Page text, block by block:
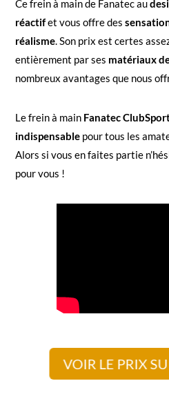
Ce frein à main de Fanatec au
réactifet vous offre des
réalisme. Son prix est certes
entièrement par ses matériaux
nombreux avantages que nous
Le frein à main Fanatec
indispensablepour tous les
Alors si vous en faites partie
pour vous !
VOIR LE PRIX